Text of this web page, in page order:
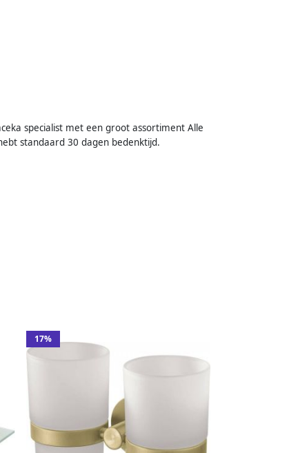
specialist met een groot assortiment Alle
standaard 30 dagen bedenktijd.
17%